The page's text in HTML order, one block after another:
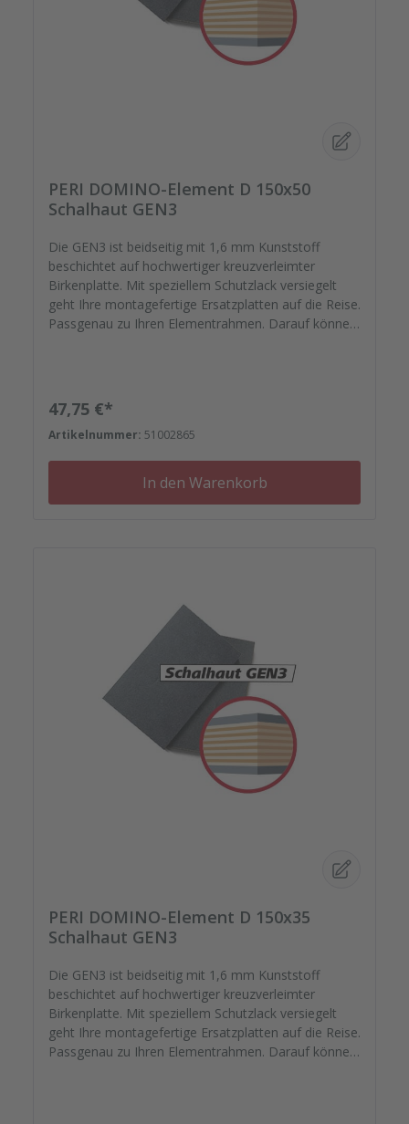
PERI DOMINO-Element D 150x50
Schalhaut GEN3
Die GEN3 ist beidseitig mit 1,6 mm Kunststoff
beschichtet auf hochwertiger kreuzverleimter
Birkenplatte. Mit speziellem Schutzlack versiegelt
geht Ihre montagefertige Ersatzplatten auf die Reise.
Passgenau zu Ihren Elementrahmen. Darauf können
Regulärer Preis:
47,75 €*
Artikelnummer: 51002865
In den Warenkorb
PERI DOMINO-Element D 150x35
Schalhaut GEN3
Die GEN3 ist beidseitig mit 1,6 mm Kunststoff
beschichtet auf hochwertiger kreuzverleimter
Birkenplatte. Mit speziellem Schutzlack versiegelt
geht Ihre montagefertige Ersatzplatten auf die Reise.
Passgenau zu Ihren Elementrahmen. Darauf können